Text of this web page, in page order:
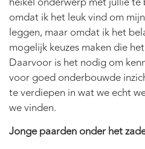
omdat ik het leuk vind om
leggen, maar omdat ik het
mogelijk keuzes maken die
Daarvoor is het nodig om
voor goed onderbouwde
te verdiepen in wat we echt
we vinden.
Jonge paarden onder het